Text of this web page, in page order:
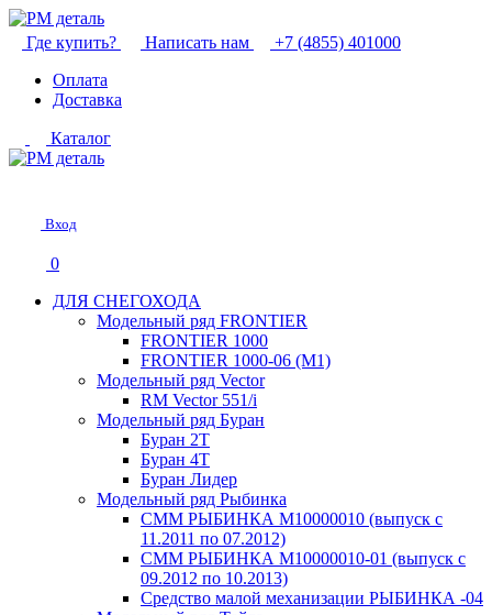
Где купить? Написать нам
+7 (4855) 401000
Оплата
Доставка
Каталог
Вход
0
ДЛЯ СНЕГОХОДА
Модельный ряд FRONTIER
FRONTIER 1000
FRONTIER 1000-06 (М1)
Модельный ряд Vector
RM Vector 551/i
Модельный ряд Буран
Буран 2Т
Буран 4Т
Буран Лидер
Модельный ряд Рыбинка
СММ РЫБИНКА M10000010 (выпуск с
11.2011 по 07.2012)
СММ РЫБИНКА M10000010-01 (выпуск с
09.2012 по 10.2013)
Средство малой механизации РЫБИНКА -04